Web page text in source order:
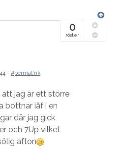
- #permal'nk
0
röster
att jag är ett större
bottnar iåf i en
där jag gick
och 7Up vilket
afton